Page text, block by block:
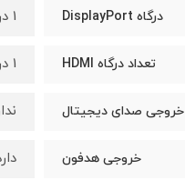
درگاه DisplayPort 1 درگاه DisplayPort 1.4
تعداد درگاه HDMI 1 درگاه HDMI 2.0
خروجی صدای دیجیتال
خروجی هدفون